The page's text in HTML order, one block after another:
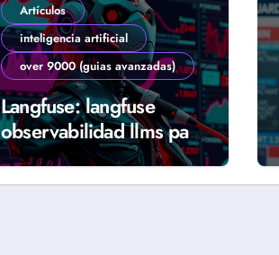
Artículos
inteligencia artificial
over 9000 (guias avanzadas)
Langfuse: langfuse
observabilidad llms para
agentes y producción
real (Guía 2026)